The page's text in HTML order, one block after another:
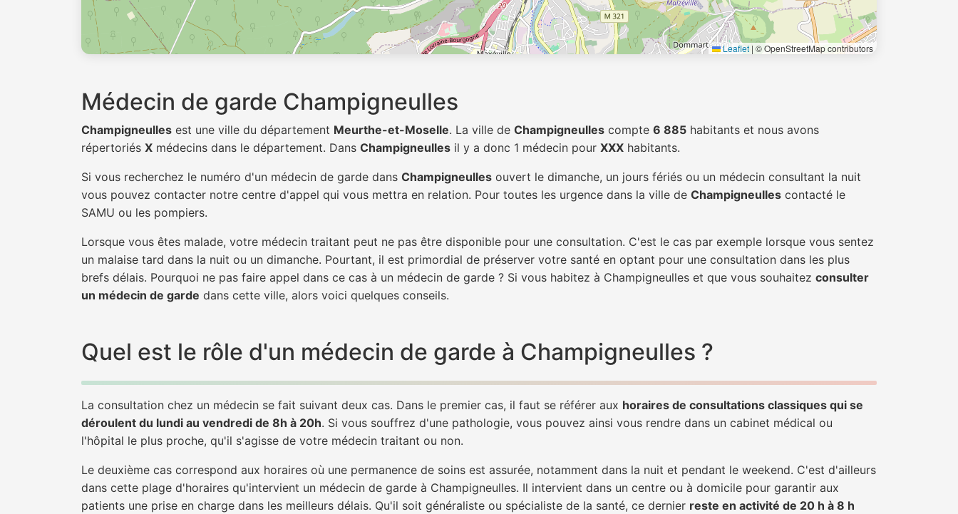
Leaflet | © OpenStreetMap contributors
Médecin de garde Champigneulles
Champigneulles est une ville du département Meurthe-et-Moselle. La ville de Champigneulles compte 6 885 habitants et nous avons
répertoriés X médecins dans le département. Dans Champigneulles il y a donc 1 médecin pour XXX habitants.
Si vous recherchez le numéro d'un médecin de garde dans Champigneulles ouvert le dimanche, un jours fériés ou un médecin consultant la nuit
vous pouvez contacter notre centre d'appel qui vous mettra en relation. Pour toutes les urgence dans la ville de Champigneulles contacté le
SAMU ou les pompiers.
Lorsque vous êtes malade, votre médecin traitant peut ne pas être disponible pour une consultation. C'est le cas par exemple lorsque vous sentez
un malaise tard dans la nuit ou un dimanche. Pourtant, il est primordial de préserver votre santé en optant pour une consultation dans les plus
brefs délais. Pourquoi ne pas faire appel dans ce cas à un médecin de garde ? Si vous habitez à Champigneulles et que vous souhaitez consulter
un médecin de garde dans cette ville, alors voici quelques conseils.
Quel est le rôle d'un médecin de garde à Champigneulles ?
La consultation chez un médecin se fait suivant deux cas. Dans le premier cas, il faut se référer aux horaires de consultations classiques qui se
déroulent du lundi au vendredi de 8h à 20h. Si vous souffrez d'une pathologie, vous pouvez ainsi vous rendre dans un cabinet médical ou
l'hôpital le plus proche, qu'il s'agisse de votre médecin traitant ou non.
Le deuxième cas correspond aux horaires où une permanence de soins est assurée, notamment dans la nuit et pendant le weekend. C'est d'ailleurs
dans cette plage d'horaires qu'intervient un médecin de garde à Champigneulles. Il intervient dans un centre ou à domicile pour garantir aux
patients une prise en charge dans les meilleurs délais. Qu'il soit généraliste ou spécialiste de la santé, ce dernier reste en activité de 20 h à 8 h